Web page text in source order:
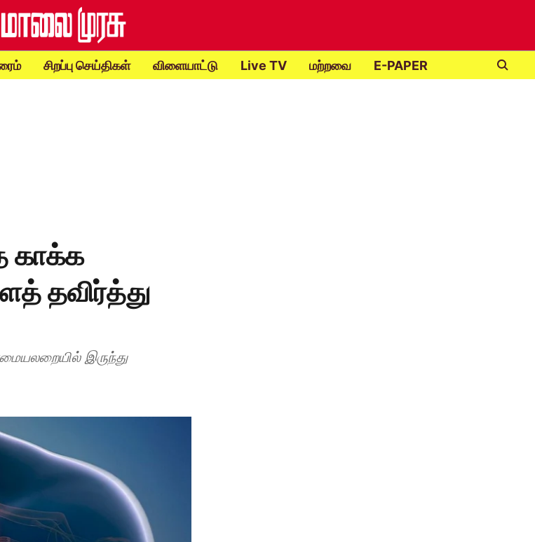
சிறப்பு செய்திகள் விளையாட்டு Live TV மற்றவை E-PAPER
காக்க
தவிர்த்து
இருந்து